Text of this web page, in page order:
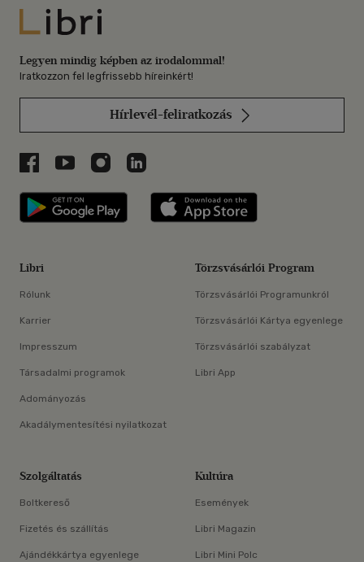
Libri
Legyen mindig képben az irodalommal!
Iratkozzon fel legfrissebb híreinkért!
Hírlevél-feliratkozás
Libri a Facebookon
Libri a Youtube-on
Libri az Instagramon
Libri a LinkedInen
Libri applikáció Szerezd meg: Google
Libri
Rólunk
Karrier
Impresszum
Társadalmi programok
Adományozás
Akadálymentesítési nyilatkozat
Törzsvásárlói Program
Törzsvásárlói Programunkról
Törzsvásárlói Kártya egyenlege
Törzsvásárlói szabályzat
Libri App
Szolgáltatás
Boltkereső
Fizetés és szállítás
Ajándékkártya egyenlege
Kultúra
Események
Libri Magazin
Libri Mini Polc